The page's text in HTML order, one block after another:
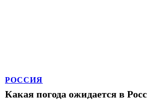
РОССИЯ
Какая погода ожидается в